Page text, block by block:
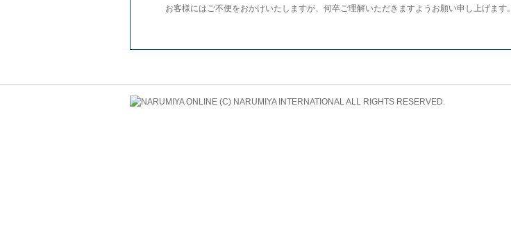
お客様にはご不便をおかけいたしますが、何卒ご理解いただきますようお願い申し上げます。